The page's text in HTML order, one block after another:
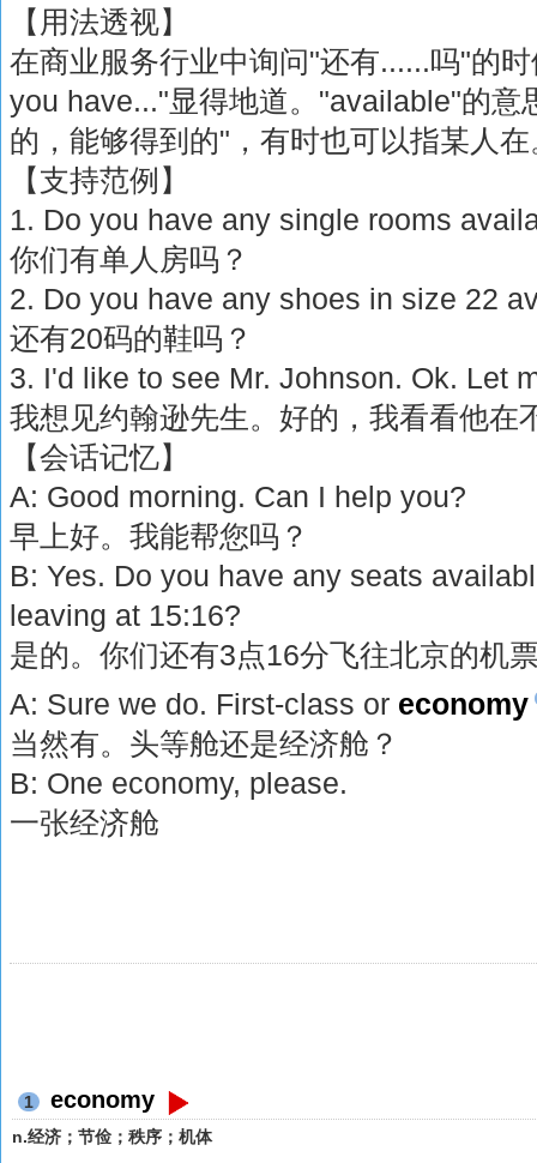
【用法透视】
在商业服务行业中询问"还有......吗"的
you have..."显得地道。"available"的意
的，能够得到的"，有时也可以指某人在
【支持范例】
1. Do you have any single rooms
你们有单人房吗？
2. Do you have any shoes in size 22
还有20码的鞋吗？
3. I'd like to see Mr. Johnson. Ok. Let
我想见约翰逊先生。好的，我看看他在
【会话记忆】
A: Good morning. Can I help you?
早上好。我能帮您吗？
B: Yes. Do you have any seats
leaving at 15:16?
是的。你们还有3点16分飞往北京的机
A: Sure we do. First-class or economy
当然有。头等舱还是经济舱？
B: One economy, please.
一张经济舱
1 economy
n.经济；节俭；秩序；机体